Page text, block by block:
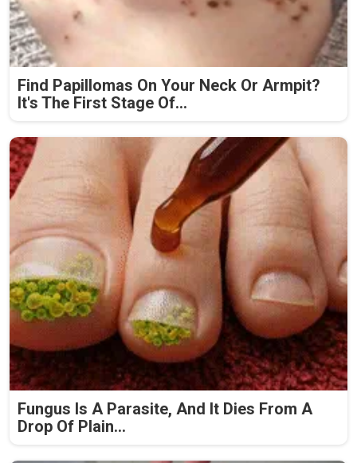
Find Papillomas On Your Neck Or Armpit?
It's The First Stage Of...
Fungus Is A Parasite, And It Dies From A
Drop Of Plain...